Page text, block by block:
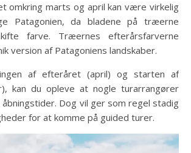
omkring marts og april kan være virkelig
Patagonien, da bladene på træerne
farve. Træernes efterårsfarverne
version af Patagoniens landskaber.
af efteråret (april) og starten af
kan du opleve at nogle turarrangører
Dog vil ger som regel stadig
for at komme på guided turer.